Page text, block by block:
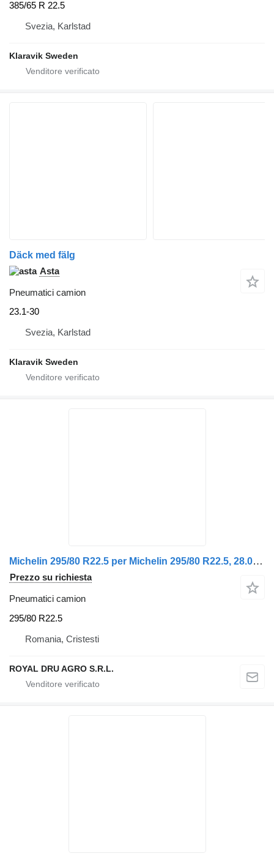
385/65 R 22.5
Svezia, Karlstad
Klaravik Sweden
Däck med fälg
Asta
Pneumatici camion
23.1-30
Svezia, Karlstad
Klaravik Sweden
Michelin 295/80 R22.5 per Michelin 295/80 R22.5, 28.03.2023
Prezzo su richiesta
Pneumatici camion
295/80 R22.5
Romania, Cristesti
ROYAL DRU AGRO S.R.L.